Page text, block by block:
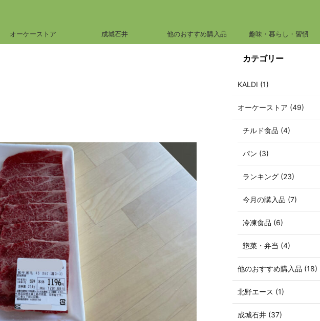
オーケーストア 成城石井 他のおすすめ購入品 趣味・暮らし・習慣
カテゴリー
KALDI (1)
オーケーストア (49)
チルド食品 (4)
パン (3)
ランキング (23)
今月の購入品 (7)
冷凍食品 (6)
惣菜・弁当 (4)
他のおすすめ購入品 (18)
北野エース (1)
成城石井 (37)